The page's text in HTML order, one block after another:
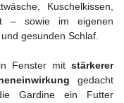
Kuschelkissen,
– sowie im eigenen
gesunden Schlaf.
Fenster mit stärkerer
gedacht
Gardine ein Futter